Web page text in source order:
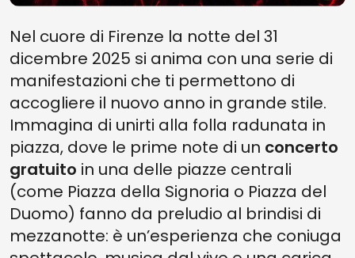
Nel cuore di Firenze la notte del 31
dicembre 2025 si anima con una serie di
manifestazioni che ti permettono di
accogliere il nuovo anno in grande stile.
Immagina di unirti alla folla radunata in
piazza, dove le prime note di un concerto
gratuito in una delle piazze centrali
(come Piazza della Signoria o Piazza del
Duomo) fanno da preludio al brindisi di
mezzanotte: è un’esperienza che coniuga